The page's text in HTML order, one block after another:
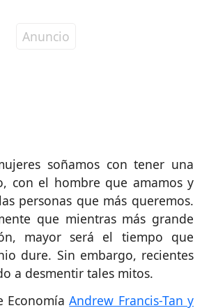
soñamos con tener una
con el hombre que amamos y
personas que más queremos.
que mientras más grande
mayor será el tiempo que
dure. Sin embargo, recientes
a desmentir tales mitos.
EconomíaAndrew Francis-Tan y